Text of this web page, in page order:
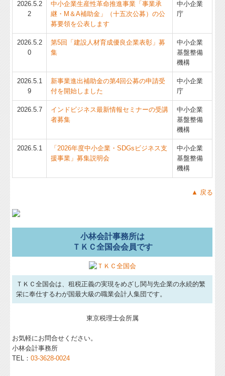
2026.5.2
2
中小企業生産性革命推進事業「事業承
継・M＆A補助金」（十五次公募）の公
募要領を公表します
中小企業
庁
2026.5.2
0
第5回「建設人材育成優良企業表彰」募
集
中小企業
基盤整備
機構
2026.5.1
9
新事業進出補助金の第4回公募の申請受
付を開始しました
中小企業
庁
2026.5.7
インドビジネス最新情報セミナーの受講
者募集
中小企業
基盤整備
機構
2026.5.1
「2026年度中小企業・SDGsビジネス支
援事業」募集説明会
中小企業
基盤整備
機構
▲ 戻る
小林会計事務所は
ＴＫＣ全国会会員です
ＴＫＣ全国会は、租税正義の実現をめざし関与先企業の永続的繁
栄に奉仕するわが国最大級の職業会計人集団です。
東京税理士会所属
お気軽にお問合せください。
小林会計事務所
TEL：03-3628-0024